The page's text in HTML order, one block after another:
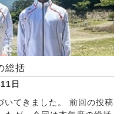
総括
日
いてきました。 前回の投稿